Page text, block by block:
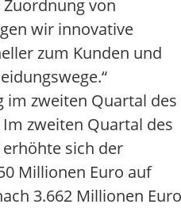
von
wir innovative
zum Kunden und
im zweiten Quartal des
zweiten Quartal des
sich der
Millionen Euro auf
3.662 Millionen